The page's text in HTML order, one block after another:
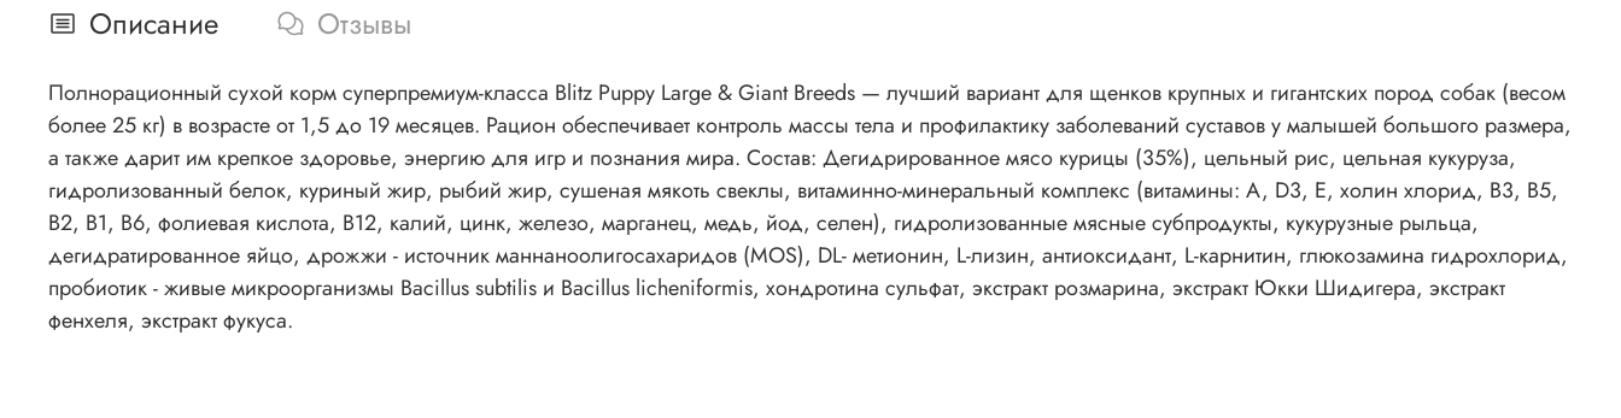
Описание Отзывы
Полнорационный сухой корм суперпремиум-класса Blitz Puppy Large & Giant Breeds — лучший вариант для щенков крупных и гигантских пород собак (весом
более 25 кг) в возрасте от 1,5 до 19 месяцев. Рацион обеспечивает контроль массы тела и профилактику заболеваний суставов у малышей большого размера,
а также дарит им крепкое здоровье, энергию для игр и познания мира. Состав: Дегидрированное мясо курицы (35%), цельный рис, цельная кукуруза,
гидролизованный белок, куриный жир, рыбий жир, сушеная мякоть свеклы, витаминно-минеральный комплекс (витамины: A, D3, E, холин хлорид, B3, B5,
B2, B1, B6, фолиевая кислота, B12, калий, цинк, железо, марганец, медь, йод, селен), гидролизованные мясные субпродукты, кукурузные рыльца,
дегидратированное яйцо, дрожжи - источник маннаноолигосахаридов (MOS), DL- метионин, L-лизин, антиоксидант, L-карнитин, глюкозамина гидрохлорид,
пробиотик - живые микроорганизмы Bacillus subtilis и Bacillus licheniformis, хондротина сульфат, экстракт розмарина, экстракт Юкки Шидигера, экстракт
фенхеля, экстракт фукуса.